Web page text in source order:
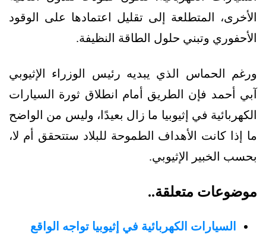
الأخرى، المتطلعة إلى تقليل اعتمادها على الوقود
الأحفوري وتبني حلول الطاقة النظيفة.
ورغم الحماس الذي يبديه رئيس الوزراء الإثيوبي
آبي أحمد فإن الطريق أمام انطلاق ثورة السيارات
الكهربائية في إثيوبيا ما زال بعيدًا، وليس من الواضح
ما إذا كانت الأهداف الطموحة للبلاد ستتحقق أم لا،
بحسب الخبير الإثيوبي.
موضوعات متعلقة..
السيارات الكهربائية في إثيوبيا تواجه الواقع